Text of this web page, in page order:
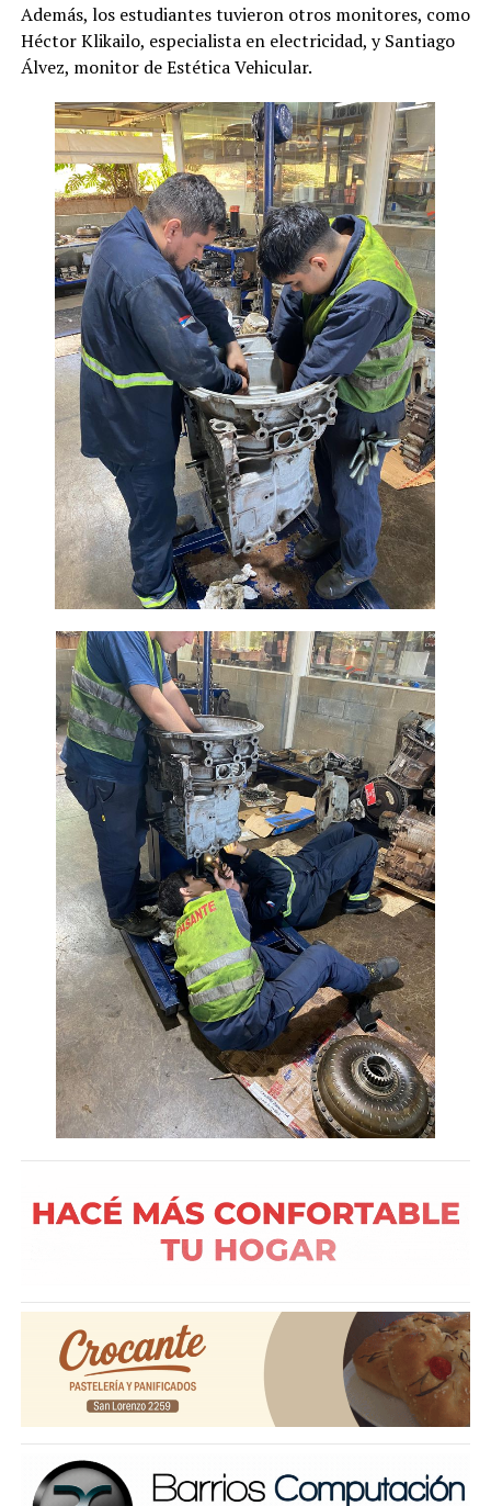
Además, los estudiantes tuvieron otros monitores, como
Héctor Klikailo, especialista en electricidad, y Santiago
Álvez, monitor de Estética Vehicular.